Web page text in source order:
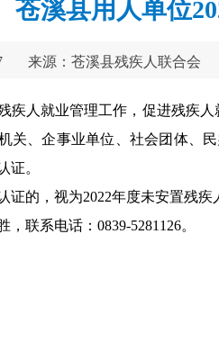
苍溪县用人单位
来源：苍溪县残疾人联合会
疾人就业管理工作，促进残疾
关、企事业单位、社会团体、
证。
证的，视为2022年度未安置残
，联系电话：0839-5281126。